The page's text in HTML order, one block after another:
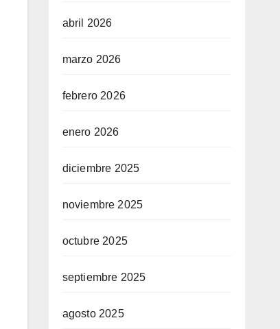
abril 2026
marzo 2026
febrero 2026
enero 2026
diciembre 2025
noviembre 2025
octubre 2025
septiembre 2025
agosto 2025